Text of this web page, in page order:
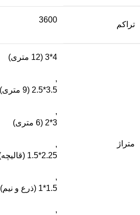
تراکم
3600
متراژ
4*3 (12 متری)
,
3.5*2.5 (9 متری)
,
3*2 (6 متری)
,
2.25*1.5 (قالیچه)
,
1.5*1 (ذرع و نیم)
,